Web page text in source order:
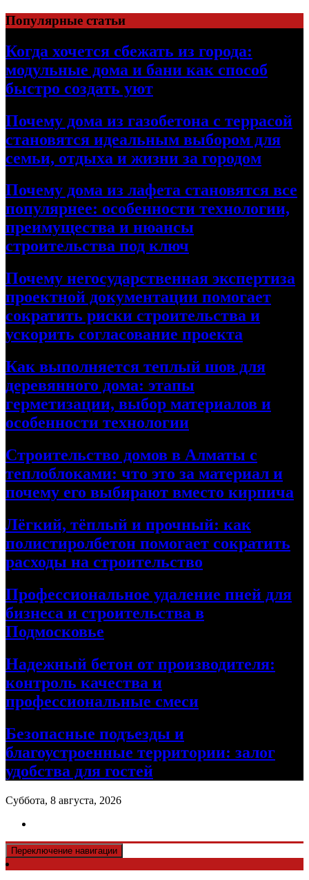
Перейти
к
содержимому
Популярные статьи
Когда хочется сбежать из города:
модульные дома и бани как способ
быстро создать уют
Почему дома из газобетона с террасой
становятся идеальным выбором для
семьи, отдыха и жизни за городом
Почему дома из лафета становятся все
популярнее: особенности технологии,
преимущества и нюансы
строительства под ключ
Почему негосударственная экспертиза
проектной документации помогает
сократить риски строительства и
ускорить согласование проекта
Как выполняется теплый шов для
деревянного дома: этапы
герметизации, выбор материалов и
особенности технологии
Строительство домов в Алматы с
теплоблоками: что это за материал и
почему его выбирают вместо кирпича
Лёгкий, тёплый и прочный: как
полистиролбетон помогает сократить
расходы на строительство
Профессиональное удаление пней для
бизнеса и строительства в
Подмосковье
Надежный бетон от производителя:
контроль качества и
профессиональные смеси
Безопасные подъезды и
благоустроенные территории: залог
удобства для гостей
Суббота, 8 августа, 2026
Переключение навигации